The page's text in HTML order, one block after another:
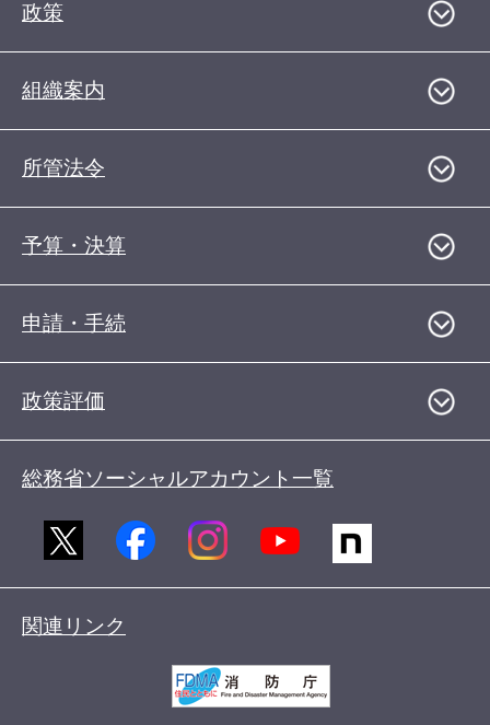
政策
組織案内
所管法令
予算・決算
申請・手続
政策評価
総務省ソーシャルアカウント一覧
関連リンク